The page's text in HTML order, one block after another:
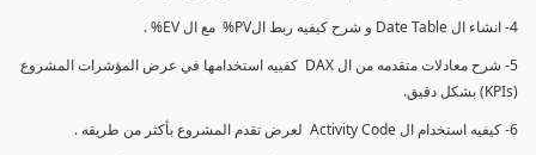
4- انشاء ال Date Table و شرح كيفيه ربط الPV% مع ال EV% .
5- شرح معادلات متقدمه من ال DAX كفييه استخدامها في عرض المؤشرات المشروع
(KPIs) بشكل دقيق.
6- كيفيه استخدام ال Activity Code لعرض تقدم المشروع بأكثر من طريقه .